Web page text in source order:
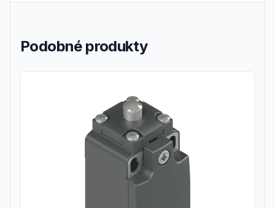
Podobné produkty